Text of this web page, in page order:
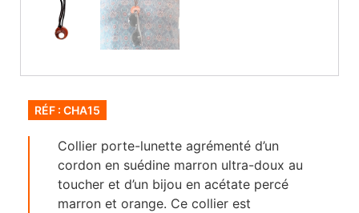
RÉF : CHA15
Collier porte-lunette agrémenté d’un
cordon en suédine marron ultra-doux au
toucher et d’un bijou en acétate percé
marron et orange. Ce collier est